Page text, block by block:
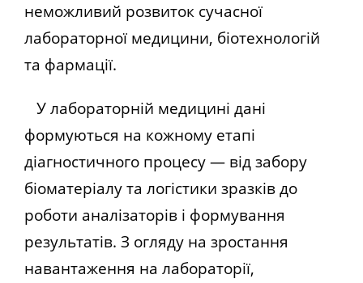
неможливий розвиток сучасної
лабораторної медицини, біотехнологій
та фармації.
У лабораторній медицині дані
формуються на кожному етапі
діагностичного процесу — від забору
біоматеріалу та логістики зразків до
роботи аналізаторів і формування
результатів. З огляду на зростання
навантаження на лабораторії,